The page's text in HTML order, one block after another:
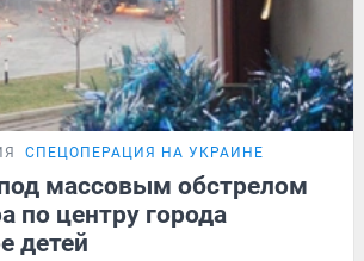
СПЕЦОПЕРАЦИЯ НА УКРАИНЕ
массовым обстрелом
по центру города
детей